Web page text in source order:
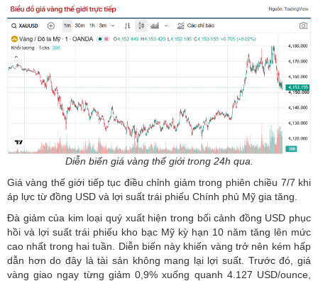
Diễn biến giá vàng thế giới trong 24h qua.
Giá vàng thế giới tiếp tục điều chỉnh giảm trong phiên chiều 7/7 khi
áp lực từ đồng USD và lợi suất trái phiếu Chính phủ Mỹ gia tăng.
Đà giảm của kim loại quý xuất hiện trong bối cảnh đồng USD phục
hồi và lợi suất trái phiếu kho bạc Mỹ kỳ hạn 10 năm tăng lên mức
cao nhất trong hai tuần. Diễn biến này khiến vàng trở nên kém hấp
dẫn hơn do đây là tài sản không mang lại lợi suất. Trước đó, giá
vàng giao ngay từng giảm 0,9% xuống quanh 4.127 USD/ounce,